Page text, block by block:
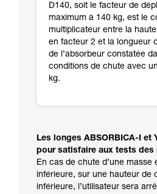
D140, soit le facteur de
maximum à 140 kg, est le
multiplicateur entre la
en facteur 2 et la longueur
de l’absorbeur constatée
conditions de chute avec
kg.
Les longes ABSORBICA-I et
pour satisfaire aux tests
En cas de chute d’une masse
inférieure, sur une hauteur de
inférieure, l’utilisateur sera